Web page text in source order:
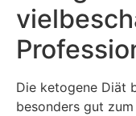
Die ketogene Diät
besonders gut